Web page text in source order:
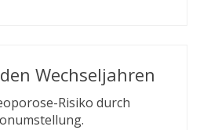
Wechseljahren
Risiko durch